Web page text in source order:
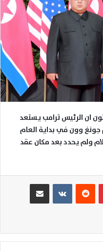
ان الرئيس ترامب يستعد
جونغ وون في بداية العام
ولم يحدد بعد مكان عقد
بينتيريست مشاركة عبر البريد